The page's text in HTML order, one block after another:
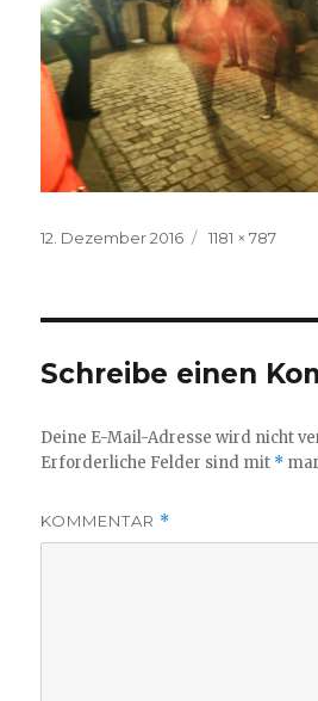
Veröffentlicht
12. Dezember 2016
Volle
1181 × 787
Schreibe einen
Deine E-Mail-Adresse wird nicht
Erforderliche Felder sind mit *
KOMMENTAR *